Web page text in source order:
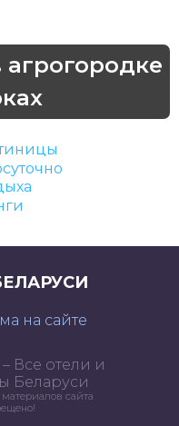
на сайте
Все отели и
Беларуси
сайта